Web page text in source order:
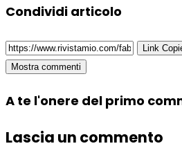
Condividi articolo
Link
Mostra commenti
A te l'onere del primo
Lascia un commento